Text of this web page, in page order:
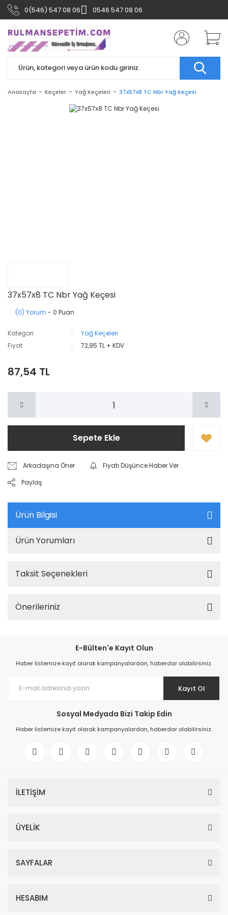
0(546) 547 08 06 0546 547 08 06
Anasayfa Keçeler Yağ Keçeleri 37x57x8 TC Nbr Yağ Keçesi
37x57x8 TC Nbr Yağ Keçesi
(0) Yorum - 0 Puan
Kategori
Yağ Keçeleri
Fiyat
72,95 TL + KDV
87,54 TL
Sepete Ekle
Arkadaşına Öner
Fiyatı Düşünce Haber Ver
Paylaş
Ürün Bilgisi
Ürün Yorumları
Taksit Seçenekleri
Önerileriniz
E-Bülten'e Kayıt Olun
Haber listemize kayıt olarak kampanyalardan, haberdar olabilirsiniz.
Kayıt Ol
Sosyal Medyada Bizi Takip Edin
Haber listemize kayıt olarak kampanyalardan, haberdar olabilirsiniz.
İLETİŞİM
ÜYELİK
SAYFALAR
HESABIM